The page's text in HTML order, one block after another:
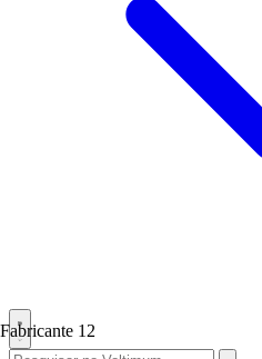
Fabricante 12